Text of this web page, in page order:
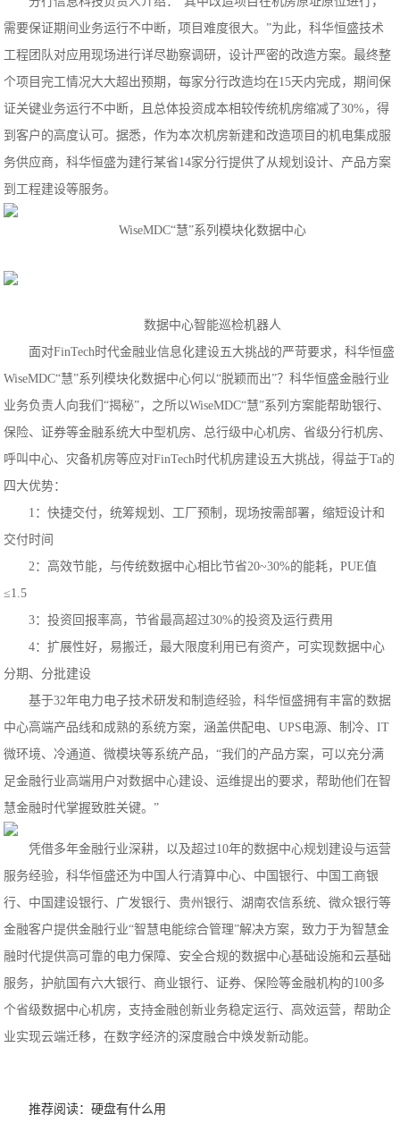
需要保证期间业务运行不中断，项目难度很大。”为此，科华恒盛技术
工程团队对应用现场进行详尽勘察调研，设计严密的改造方案。最终整
个项目完工情况大大超出预期，每家分行改造均在15天内完成，期间保
证关键业务运行不中断，且总体投资成本相较传统机房缩减了30%，得
到客户的高度认可。据悉，作为本次机房新建和改造项目的机电集成服
务供应商，科华恒盛为建行某省14家分行提供了从规划设计、产品方案
到工程建设等服务。
WiseMDC“慧”系列模块化数据中心
数据中心智能巡检机器人
面对FinTech时代金融业信息化建设五大挑战的严苛要求，科华恒盛
WiseMDC“慧”系列模块化数据中心何以“脱颖而出”？科华恒盛金融行业
业务负责人向我们“揭秘”，之所以WiseMDC“慧”系列方案能帮助银行、
保险、证券等金融系统大中型机房、总行级中心机房、省级分行机房、
呼叫中心、灾备机房等应对FinTech时代机房建设五大挑战，得益于Ta的
四大优势：
1：快捷交付，统筹规划、工厂预制，现场按需部署，缩短设计和
交付时间
2：高效节能，与传统数据中心相比节省20~30%的能耗，PUE值
≤1.5
3：投资回报率高，节省最高超过30%的投资及运行费用
4：扩展性好，易搬迁，最大限度利用已有资产，可实现数据中心
分期、分批建设
基于32年电力电子技术研发和制造经验，科华恒盛拥有丰富的数据
中心高端产品线和成熟的系统方案，涵盖供配电、UPS电源、制冷、IT
微环境、冷通道、微模块等系统产品，“我们的产品方案，可以充分满
足金融行业高端用户对数据中心建设、运维提出的要求，帮助他们在智
慧金融时代掌握致胜关键。”
凭借多年金融行业深耕，以及超过10年的数据中心规划建设与运营
服务经验，科华恒盛还为中国人行清算中心、中国银行、中国工商银
行、中国建设银行、广发银行、贵州银行、湖南农信系统、微众银行等
金融客户提供金融行业“智慧电能综合管理”解决方案，致力于为智慧金
融时代提供高可靠的电力保障、安全合规的数据中心基础设施和云基础
服务，护航国有六大银行、商业银行、证券、保险等金融机构的100多
个省级数据中心机房，支持金融创新业务稳定运行、高效运营，帮助企
业实现云端迁移，在数字经济的深度融合中焕发新动能。
推荐阅读：硬盘有什么用